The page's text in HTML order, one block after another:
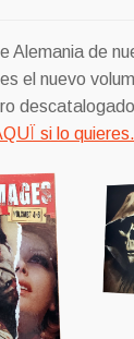
Alemania de
el nuevo
si lo quieres.